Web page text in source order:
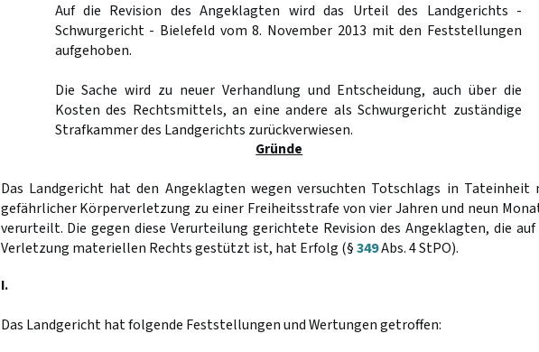
Auf die Revision des Angeklagten wird das Urteil des Landgerichts -
Schwurgericht - Bielefeld vom 8. November 2013 mit den Feststellungen
aufgehoben.
Die Sache wird zu neuer Verhandlung und Entscheidung, auch über die
Kosten des Rechtsmittels, an eine andere als Schwurgericht zuständige
Strafkammer des Landgerichts zurückverwiesen.
Gründe
Das Landgericht hat den Angeklagten wegen versuchten Totschlags in Tateinheit
gefährlicher Körperverletzung zu einer Freiheitsstrafe von vier Jahren und neun
verurteilt. Die gegen diese Verurteilung gerichtete Revision des Angeklagten, die auf
Verletzung materiellen Rechts gestützt ist, hat Erfolg (§349Abs. 4 StPO).
I.
Das Landgericht hat folgende Feststellungen und Wertungen getroffen: